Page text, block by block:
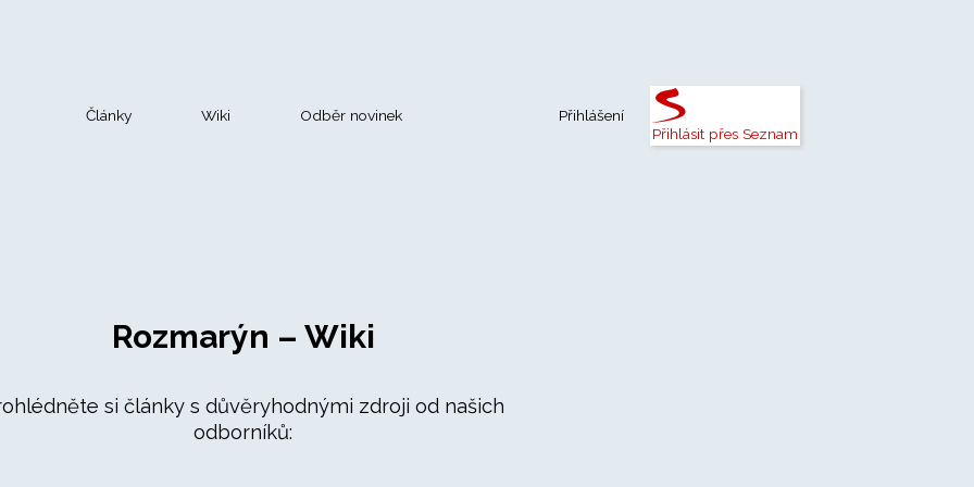
Články Wiki Odběr novinek
Přihlášení
Přihlásit přes Seznam
Rozmarýn – Wiki
si články s důvěryhodnými zdroji od našich
odborníků: